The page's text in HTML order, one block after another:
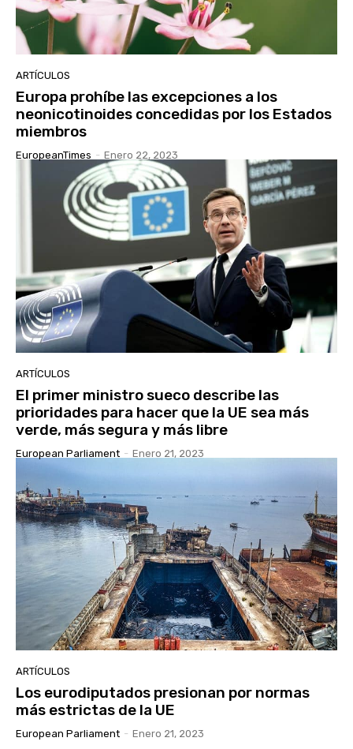
ARTÍCULOS
Europa prohíbe las excepciones a los
neonicotinoides concedidas por los Estados
miembros
EuropeanTimes - Enero 22, 2023
ARTÍCULOS
El primer ministro sueco describe las
prioridades para hacer que la UE sea más
verde, más segura y más libre
European Parliament - Enero 21, 2023
ARTÍCULOS
Los eurodiputados presionan por normas
más estrictas de la UE
European Parliament - Enero 21, 2023